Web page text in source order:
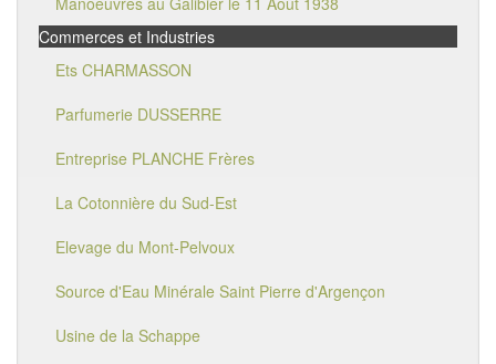
Commerces et Industries
Ets CHARMASSON
Parfumerie DUSSERRE
Entreprise PLANCHE Frères
La Cotonnière du Sud-Est
Elevage du Mont-Pelvoux
Source d'Eau Minérale Saint Pierre d'Argençon
Usine de la Schappe